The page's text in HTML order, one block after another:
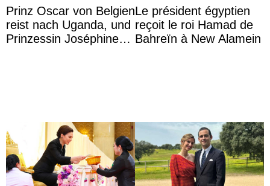
Prinz Oscar von Belgien
reist nach Uganda, und
Prinzessin Joséphine
Le président égyptien
reçoit le roi Hamad de
Bahreïn à New Alamein